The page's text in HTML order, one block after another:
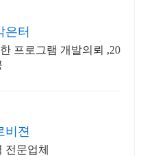
은터
프로그램 개발의뢰 ,20
비젼
전문업체